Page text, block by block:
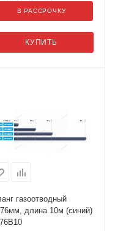
КУПИТЬ
В РАССРОЧКУ
газоотводный
длина 10м (синий)